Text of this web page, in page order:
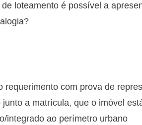
loteamento é possível a
requerimento com prova de
junto a matrícula, que o imóvel
integrado ao perímetro urbano